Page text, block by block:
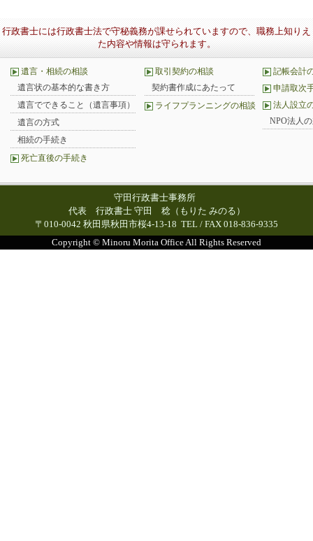
行政書士には行政書士法で守秘義務が課せられていますので、職務上知りえ
た内容や情報は守られます。
遺言・相続の相談
遺言状の基本的な書き方
遺言でできること（遺言事項）
遺言の方式
相続の手続き
死亡直後の手続き
取引契約の相談
契約書作成にあたって
ライフプランニングの相談
記帳会計
申請取次
法人設立
NPO法人
守田行政書士事務所
代表 行政書士 守田 稔（もりた みのる）
〒010-0042 秋田県秋田市桜4-13-18 TEL / FAX 018-836-9335
Copyright © Minoru Morita Office All Rights Reserved